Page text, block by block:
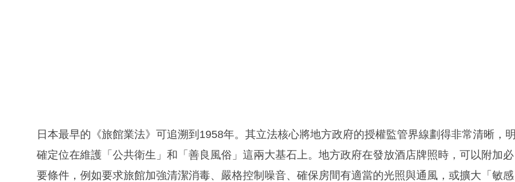
日本最早的《旅館業法》可追溯到1958年。其立法核心將地方政府的授權監管界線劃得非常清晰，明
確定位在維護「公共衛生」和「善良風俗」這兩大基石上。地方政府在發放酒店牌照時，可以附加必
要條件，例如要求旅館加強清潔消毒、嚴格控制噪音、確保房間有適當的光照與通風，或擴大「敏感